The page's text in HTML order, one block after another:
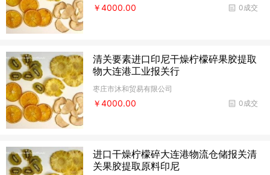
0成交
￥4000.00
清关要素进口印尼干燥柠檬碎果胶提取
物大连港工业报关行
枣庄市沐和贸易有限公司
0成交
￥4000.00
进口干燥柠檬碎大连港物流仓储报关清
关果胶提取原料印尼